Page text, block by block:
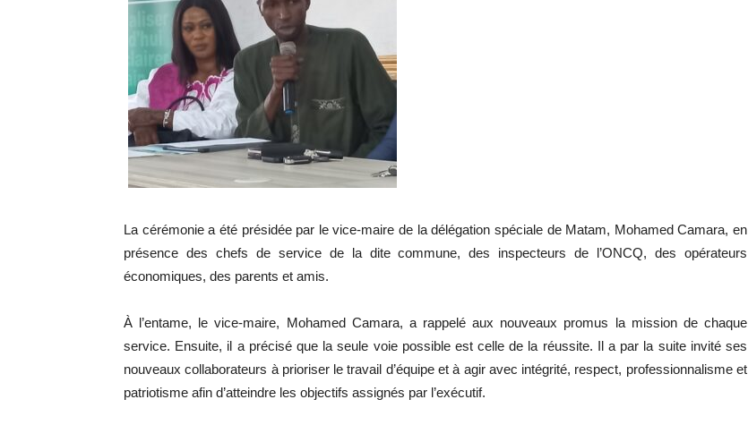
La cérémonie a été présidée par le vice-maire de la délégation spéciale de Matam, Mohamed Camara, en
présence des chefs de service de la dite commune, des inspecteurs de l’ONCQ, des opérateurs
économiques, des parents et amis.
À l’entame, le vice-maire, Mohamed Camara, a rappelé aux nouveaux promus la mission de chaque
service. Ensuite, il a précisé que la seule voie possible est celle de la réussite. Il a par la suite invité ses
nouveaux collaborateurs à prioriser le travail d’équipe et à agir avec intégrité, respect, professionnalisme et
patriotisme afin d’atteindre les objectifs assignés par l’exécutif.